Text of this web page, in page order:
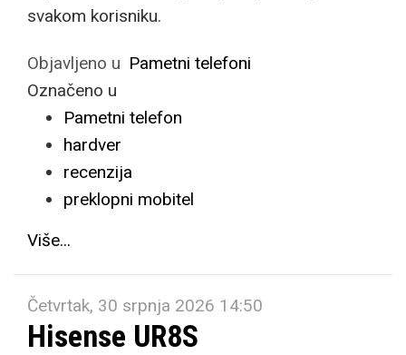
svakom korisniku.
Objavljeno u Pametni telefoni
Označeno u
Pametni telefon
hardver
recenzija
preklopni mobitel
Više...
Četvrtak, 30 srpnja 2026 14:50
Hisense UR8S